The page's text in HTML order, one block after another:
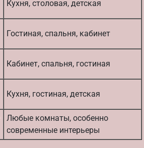
Кухня, столовая, детская
Гостиная, спальня, кабинет
Кабинет, спальня, гостиная
Кухня, гостиная, детская
Любые комнаты, особенно
современные интерьеры